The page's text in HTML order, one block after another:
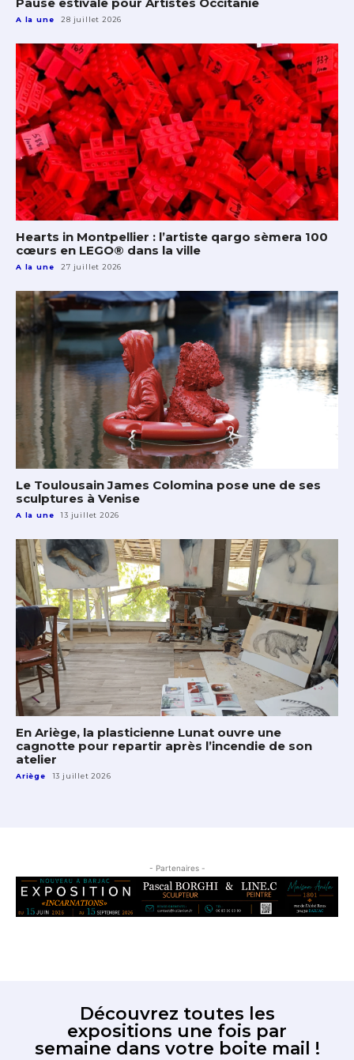
A la une 28 juillet 2026
Hearts in Montpellier : l’artiste qargo sèmera 100
cœurs en LEGO® dans la ville
A la une 27 juillet 2026
Le Toulousain James Colomina pose une de ses
sculptures à Venise
A la une 13 juillet 2026
En Ariège, la plasticienne Lunat ouvre une
cagnotte pour repartir après l’incendie de son
atelier
Ariège 13 juillet 2026
- Partenaires -
Découvrez toutes les
expositions une fois par
semaine dans votre boite mail !